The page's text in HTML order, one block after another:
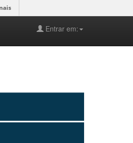
Entrar em: